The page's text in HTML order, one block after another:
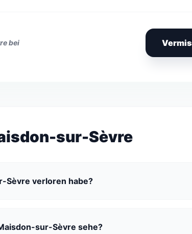
bei
sur-Sèvre
Sèvre verloren habe?
sur-Sèvre sehe?